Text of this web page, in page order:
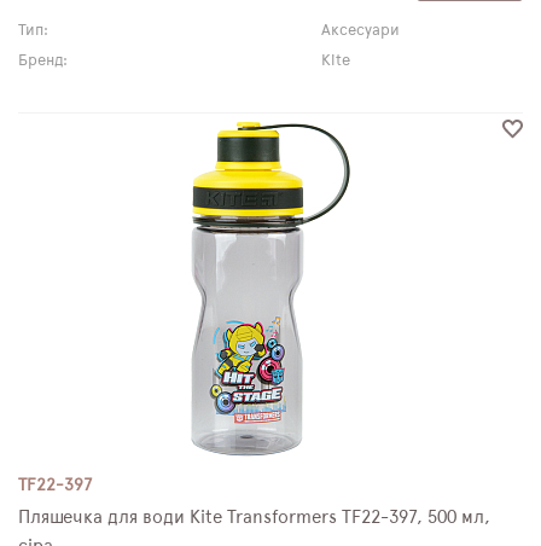
Тип:
Аксесуари
Бренд:
Kite
TF22-397
Пляшечка для води Kite Transformers TF22-397, 500 мл,